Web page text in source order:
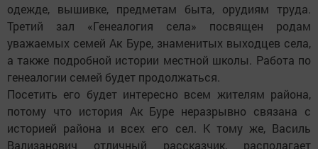
одежде, вышивке, предметам быта, орудиям труда.
Третий зал «Генеалогия села» посвящен родам
уважаемых семей Ак Буре, знаменитых выходцев села,
а также подробной истории местной школы. Работа по
генеалогии семей будет продолжаться.
Посетить его будет интересно всем жителям района,
потому что история Ак Буре неразрывно связана с
историей района и всех его сел. К тому же, Василь
Вализанович отличный рассказчик, располагает